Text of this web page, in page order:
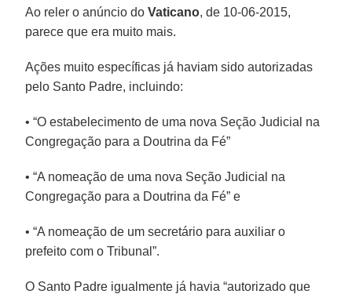
Ao reler o anúncio doVaticano, de 10-06-2015,
parece que era muito mais.
Ações muito específicas já haviam sido autorizadas
pelo Santo Padre, incluindo:
• “O estabelecimento de uma nova Seção Judicial na
Congregação para a Doutrina da Fé”
• “A nomeação de uma nova Seção Judicial na
Congregação para a Doutrina da Fé” e
• “A nomeação de um secretário para auxiliar o
prefeito com o Tribunal”.
O Santo Padre igualmente já havia “autorizado que